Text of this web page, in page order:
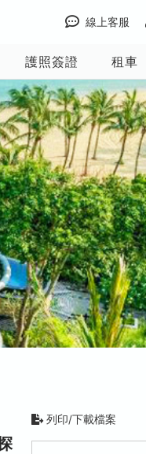
線上客服
護照簽證 租車
列印/下載檔案